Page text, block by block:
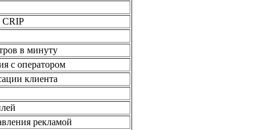
CRIP
в минуту
с оператором
клиента
рекламой